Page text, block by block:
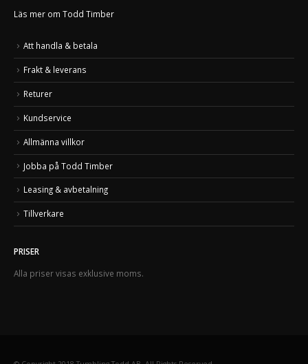
Läs mer om Todd Timber
Att handla & betala
Frakt & leverans
Returer
Kundservice
Allmänna villkor
Jobba på Todd Timber
Leasing & avbetalning
Tillverkare
PRISER
Alla priser visas exklusive moms.